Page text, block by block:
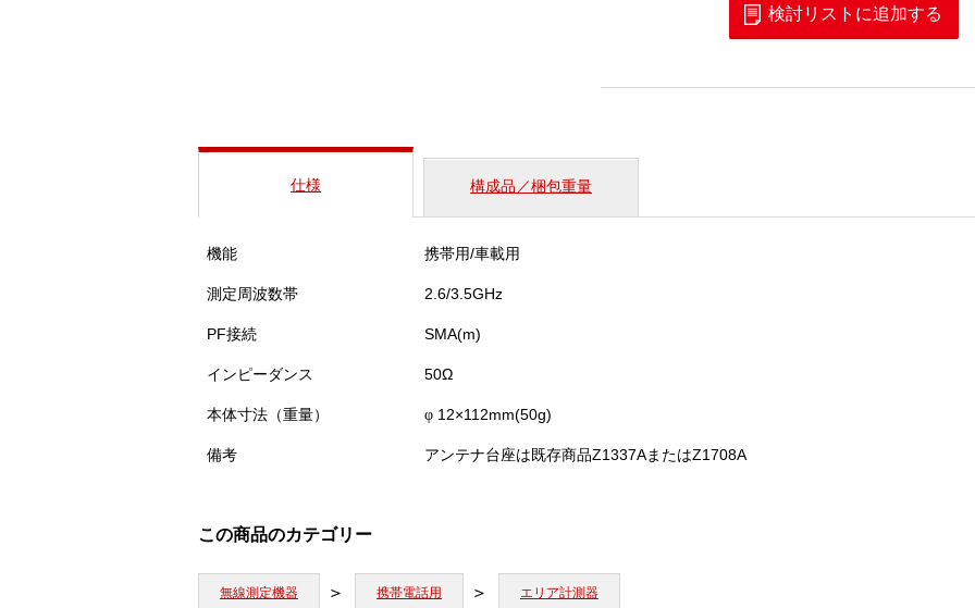
車
6
検討リストに追加する
仕様 構成品／梱包重量
機能 携帯用/車載用
測定周波数帯 2.6/3.5GHz
PF接続 SMA(m)
インピーダンス 50Ω
本体寸法（重量） φ 12×112mm(50g)
備考 アンテナ台座は既存商品Z1337AまたはZ1708A
この商品のカテゴリー
無線測定機器 携帯電話用 エリア計測器